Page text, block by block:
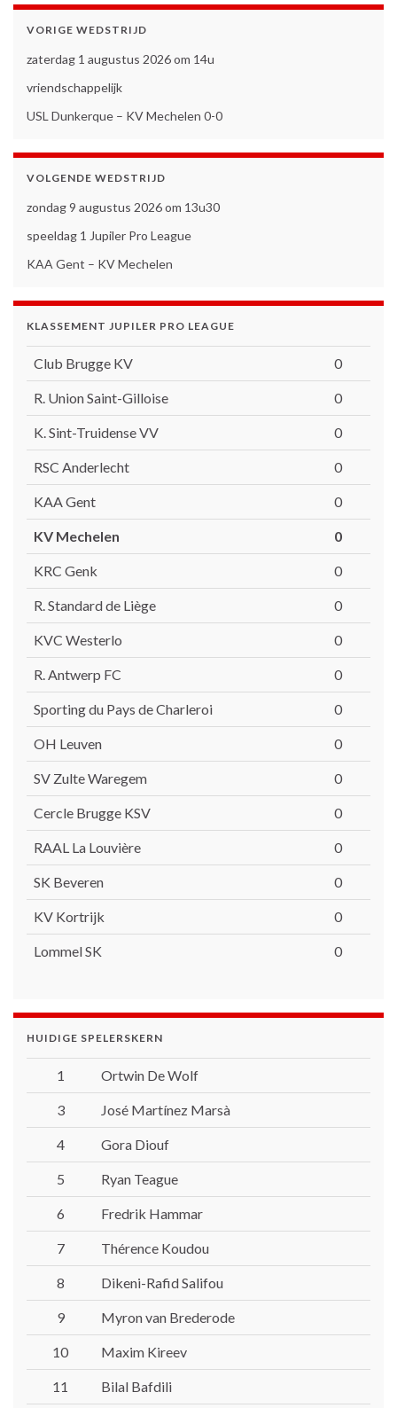
VORIGE WEDSTRIJD
zaterdag 1 augustus 2026 om 14u
vriendschappelijk
USL Dunkerque – KV Mechelen 0-0
VOLGENDE WEDSTRIJD
zondag 9 augustus 2026 om 13u30
speeldag 1 Jupiler Pro League
KAA Gent – KV Mechelen
KLASSEMENT JUPILER PRO LEAGUE
Club Brugge KV 0
R. Union Saint-Gilloise 0
K. Sint-Truidense VV 0
RSC Anderlecht 0
KAA Gent 0
KV Mechelen 0
KRC Genk 0
R. Standard de Liège 0
KVC Westerlo 0
R. Antwerp FC 0
Sporting du Pays de Charleroi 0
OH Leuven 0
SV Zulte Waregem 0
Cercle Brugge KSV 0
RAAL La Louvière 0
SK Beveren 0
KV Kortrijk 0
Lommel SK 0
HUIDIGE SPELERSKERN
1 Ortwin De Wolf
3 José Martínez Marsà
4 Gora Diouf
5 Ryan Teague
6 Fredrik Hammar
7 Thérence Koudou
8 Dikeni-Rafid Salifou
9 Myron van Brederode
10 Maxim Kireev
11 Bilal Bafdili